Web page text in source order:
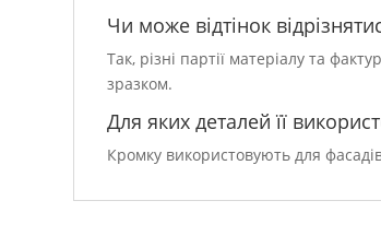
Чи може відтінок
Так, різні партії матеріалу та
зразком.
Для яких деталей її
Кромку використовують для